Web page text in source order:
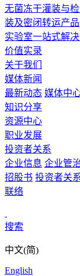
无菌冻干灌装与
装及密闭转运产品
实验室一站式解
价值实录
关于我们
媒体新闻
最新动态 媒体中
知识分享
资源中心
职业发展
投资者关系
企业信息 企业管
招股书 投资者关
联络
搜索
中文(简)
English